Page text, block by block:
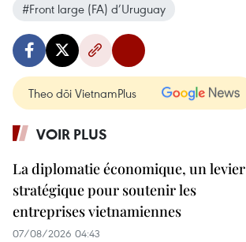
#Front large (FA) d’Uruguay
Theo dõi VietnamPlus
VOIR PLUS
La diplomatie économique, un levier
stratégique pour soutenir les
entreprises vietnamiennes
07/08/2026 04:43